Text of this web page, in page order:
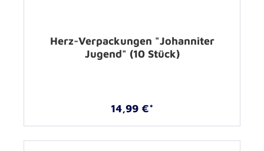
Herz-Verpackungen "Johanniter
Jugend" (10 Stück)
14,99 €*